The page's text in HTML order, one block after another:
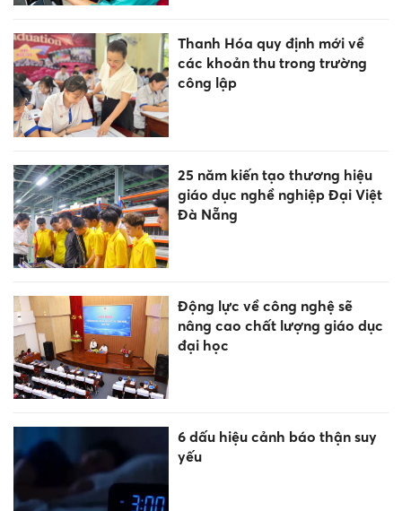
Thanh Hóa quy định mới về
các khoản thu trong trường
công lập
25 năm kiến tạo thương hiệu
giáo dục nghề nghiệp Đại Việt
Đà Nẵng
Động lực về công nghệ sẽ
nâng cao chất lượng giáo dục
đại học
6 dấu hiệu cảnh báo thận suy
yếu